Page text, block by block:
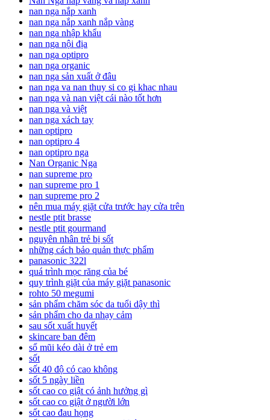
nan nga nắp xanh
nan nga nắp xanh nắp vàng
nan nga nhập khẩu
nan nga nội địa
nan nga optipro
nan nga organic
nan nga sản xuất ở đâu
nan nga va nan thuy si co gi khac nhau
nan nga và nan việt cái nào tốt hơn
nan nga và việt
nan nga xách tay
nan optipro
nan optipro 4
nan optipro nga
Nan Organic Nga
nan supreme pro
nan supreme pro 1
nan supreme pro 2
nên mua máy giặt cửa trước hay cửa trên
nestle ptit brasse
nestle ptit gourmand
nguyên nhân trẻ bị sốt
những cách bảo quản thực phẩm
panasonic 322l
quá trình mọc răng của bé
quy trình giặt của máy giặt panasonic
rohto 50 megumi
sản phẩm chăm sóc da tuổi dậy thì
sản phẩm cho da nhạy cảm
sau sốt xuất huyết
skincare ban đêm
sổ mũi kéo dài ở trẻ em
sốt
sốt 40 độ có cao không
sốt 5 ngày liền
sốt cao co giật có ảnh hưởng gì
sốt cao co giật ở người lớn
sốt cao đau họng